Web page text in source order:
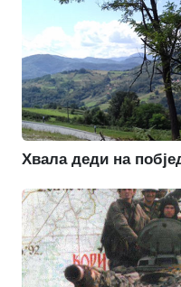
Хвала деди на